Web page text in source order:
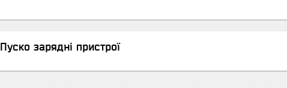
Пуско зарядні пристрої